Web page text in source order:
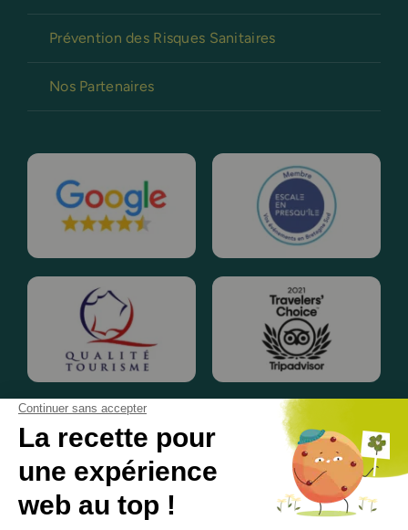
Prévention des Risques Sanitaires
Nos Partenaires
© 2020 - 2025• Une réalisation Keynos
• Tous droits réservés •
Mentions légales •Conditions Générales de Vente FR / EN•
Gestion des données personnelles
Gestion de cookies